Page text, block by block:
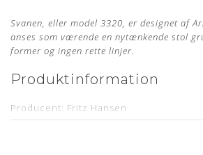
Svanen, eller model 3320, er designet af
anses som værende en nytænkende stol
former og ingen rette linjer.
Produktinformation
Producent: Fritz Hansen